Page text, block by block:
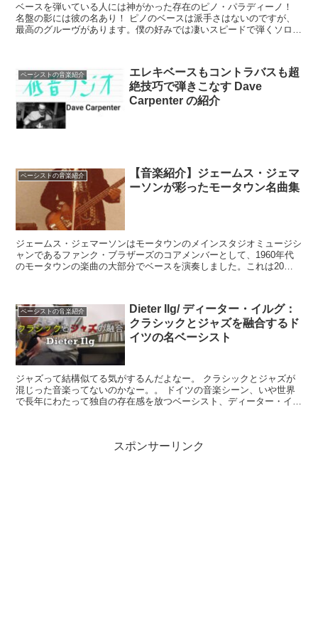
ベースを弾いている人には神がかった存在のピノ・パラディーノ！
名盤の影には彼の名あり！ ピノのベースは派手さはないのですが、
最高のグルーヴがあります。僕の好みでは凄いスピードで弾くソロは
ベーシストの音楽紹介
エレキベースもコントラバスも超
絶技巧で弾きこなす Dave
Carpenter の紹介
ベーシストの音楽紹介
【音楽紹介】ジェームス・ジェマ
ーソンが彩ったモータウン名曲集
ジェームス・ジェマーソンはモータウンのメインスタジオミュージシ
ャンであるファンク・ブラザーズのコアメンバーとして、1960年代
のモータウンの楽曲の大部分でベースを演奏しました。これは20～
ベーシストの音楽紹介
Dieter Ilg/ ディーター・イルグ：
クラシックとジャズを融合するド
イツの名ベーシスト
ジャズって結構似てる気がするんだよなー。 クラシックとジャズが
混じった音楽ってないのかなー。。 ドイツの音楽シーン、いや世界
で長年にわたって独自の存在感を放つベーシスト、ディーター・イル
スポンサーリンク